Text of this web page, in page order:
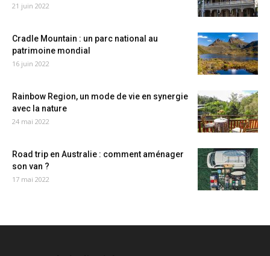
21 juin 2022
Cradle Mountain : un parc national au
patrimoine mondial
16 juin 2022
Rainbow Region, un mode de vie en synergie
avec la nature
24 mai 2022
Road trip en Australie : comment aménager
son van ?
17 mai 2022